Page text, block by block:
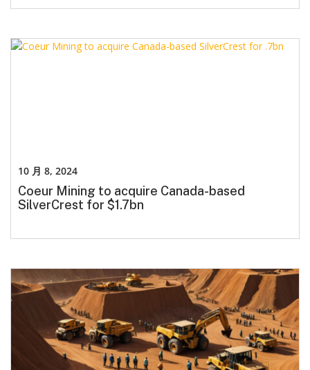
Coeur Mining to acquire Canada-based
SilverCrest for $1.7bn
10 月 8, 2024